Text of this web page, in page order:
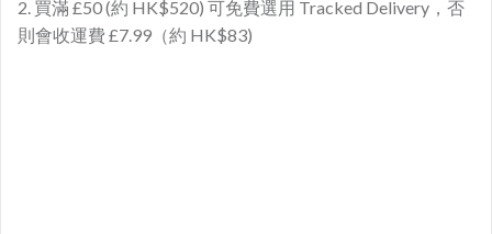
2. 買滿 £50 (約 HK$520) 可免費選用 Tracked Delivery，否
則會收運費 £7.99（約 HK$83)